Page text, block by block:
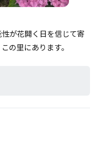
が花開く日を信じて寄
の里にあります。